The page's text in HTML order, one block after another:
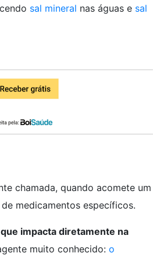
sal mineral nas águas e sal
chamada, quando acomete um
medicamentos específicos.
impacta diretamente na
muito conhecido: o